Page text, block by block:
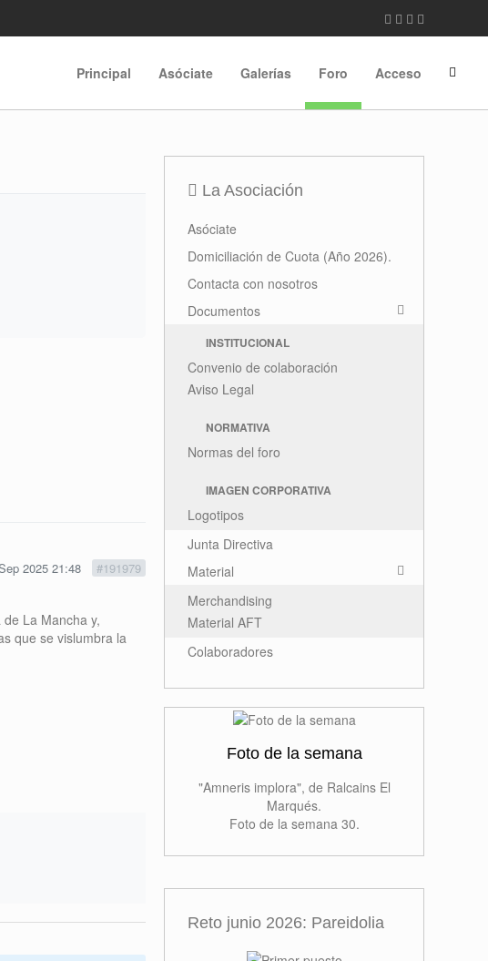
Principal Asóciate Galerías Foro Acceso
2025 21:48 #191979
La Mancha y,
que se vislumbra la
La Asociación
Asóciate
Domiciliación de Cuota (Año 2026).
Contacta con nosotros
Documentos
INSTITUCIONAL
Convenio de colaboración
Aviso Legal
NORMATIVA
Normas del foro
IMAGEN CORPORATIVA
Logotipos
Junta Directiva
Material
Merchandising
Material AFT
Colaboradores
Foto de la semana
"Amneris implora", de Ralcains El
Marqués.
Foto de la semana 30.
Reto junio 2026: Pareidolia